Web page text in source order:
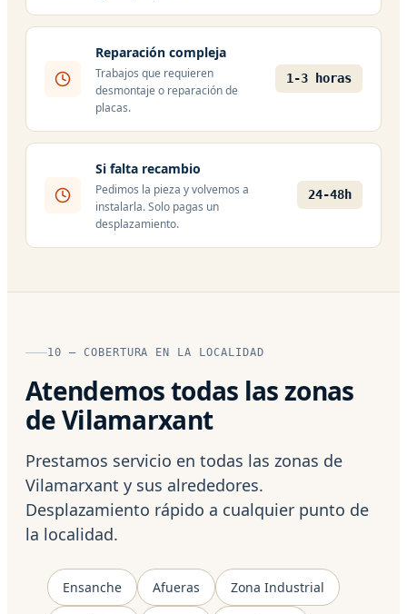
Reparación compleja
Trabajos que requieren
desmontaje o reparación de
placas.
1-3 horas
Si falta recambio
Pedimos la pieza y volvemos a
instalarla. Solo pagas un
desplazamiento.
24-48h
10 — COBERTURA EN LA LOCALIDAD
Atendemos todas las zonas
de Vilamarxant
Prestamos servicio en todas las zonas de
Vilamarxant y sus alrededores.
Desplazamiento rápido a cualquier punto de
la localidad.
Ensanche Afueras Zona Industrial